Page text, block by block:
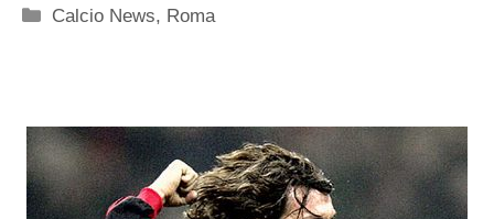
Categorie
Calcio News, Roma